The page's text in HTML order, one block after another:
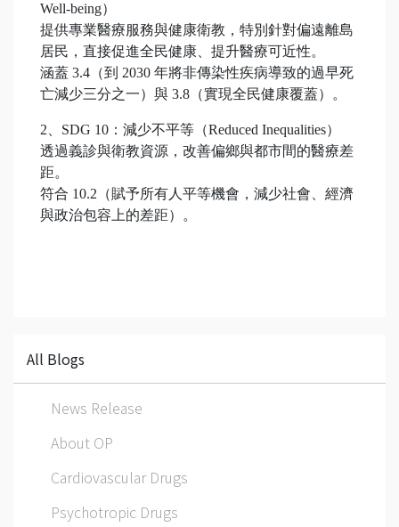
Well-being）
提供專業醫療服務與健康衛教，特別針對偏遠離島
居民，直接促進全民健康、提升醫療可近性。
涵蓋 3.4（到 2030 年將非傳染性疾病導致的過早死
亡減少三分之一）與 3.8（實現全民健康覆蓋）。
2、SDG 10：減少不平等（Reduced Inequalities）
透過義診與衛教資源，改善偏鄉與都市間的醫療差
距。
符合 10.2（賦予所有人平等機會，減少社會、經濟
與政治包容上的差距）。
All Blogs
News Release
About OP
Cardiovascular Drugs
Psychotropic Drugs